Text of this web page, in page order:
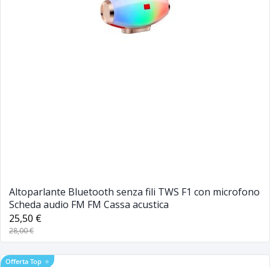
Altoparlante Bluetooth senza fili TWS F1 con microfono
Scheda audio FM FM Cassa acustica
25,50 €
28,00 €
Offerta Top ⭐